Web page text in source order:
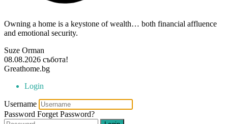
Owning a home is a keystone of wealth… both financial affluence
and emotional security.
Suze Orman
08.08.2026 събота!
Greathome.bg
Login
Username
Password Forget Password?